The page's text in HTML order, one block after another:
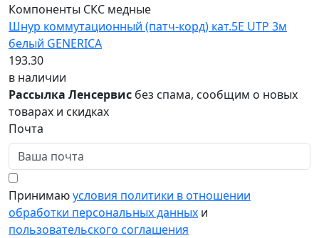
Компоненты СКС медные
Шнур коммутационный (патч-корд) кат.5Е UTP 3м
белый GENERICA
193.30
в наличии
Рассылка Ленсервис без спама, сообщим о новых
товарах и скидках
Почта
Принимаюусловия политики в отношении
обработки персональных данных и
пользовательского соглашения